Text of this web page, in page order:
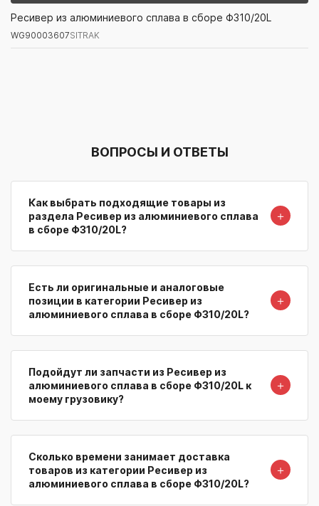
Артикул/БрендНаименование
WG90003607SITRAK
Ресивер из алюминиевого сплава в сборе Φ310/20L
WG90003607SITRAK
ВОПРОСЫ И ОТВЕТЫ
Как выбрать подходящие товары из
раздела Ресивер из алюминиевого сплава
в сборе Φ310/20L?
＋
Есть ли оригинальные и аналоговые
позиции в категории Ресивер из
алюминиевого сплава в сборе Φ310/20L?
＋
Подойдут ли запчасти из Ресивер из
алюминиевого сплава в сборе Φ310/20L к
моему грузовику?
＋
Сколько времени занимает доставка
товаров из категории Ресивер из
алюминиевого сплава в сборе Φ310/20L?
＋